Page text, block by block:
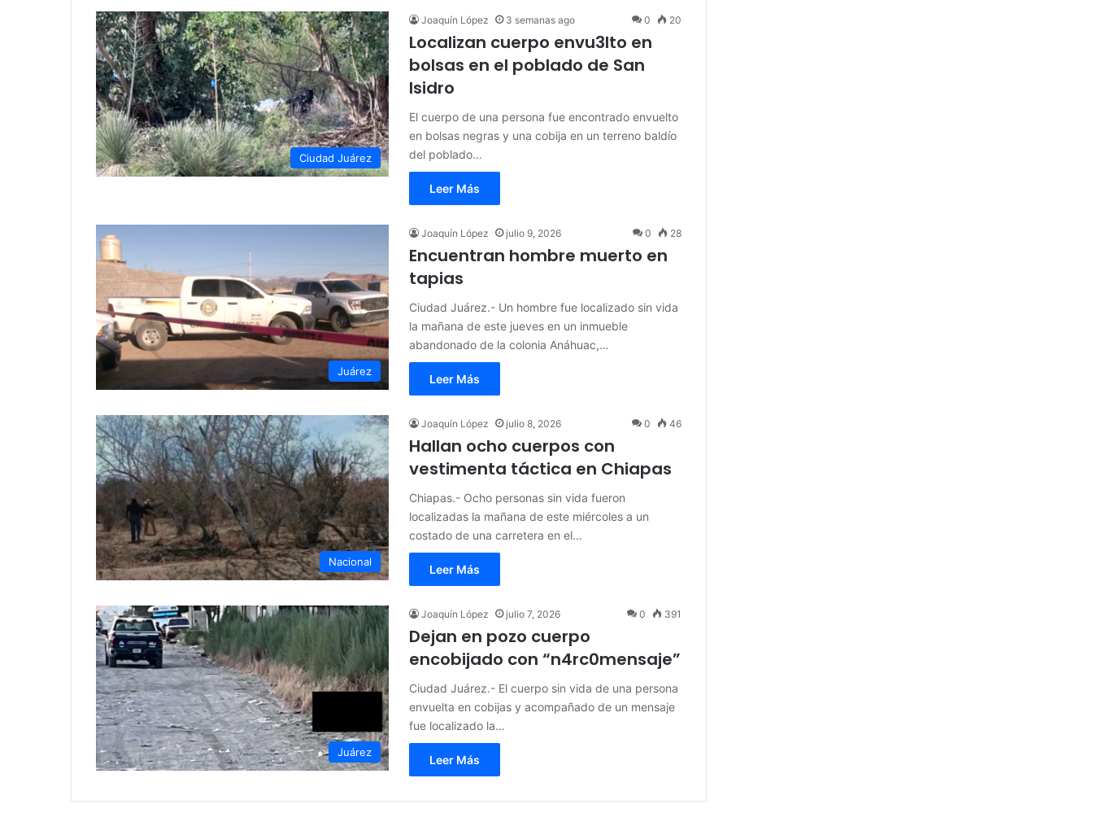
Ciudad Juárez
Joaquín López 3 semanas ago 0 20
Localizan cuerpo envu3lto en
bolsas en el poblado de San
Isidro
El cuerpo de una persona fue encontrado envuelto
en bolsas negras y una cobija en un terreno baldío
del poblado…
Leer Más
Juárez
Joaquín López julio 9, 2026 0 28
Encuentran hombre muerto en
tapias
Ciudad Juárez.- Un hombre fue localizado sin vida
la mañana de este jueves en un inmueble
abandonado de la colonia Anáhuac,…
Leer Más
Nacional
Joaquín López julio 8, 2026 0 46
Hallan ocho cuerpos con
vestimenta táctica en Chiapas
Chiapas.- Ocho personas sin vida fueron
localizadas la mañana de este miércoles a un
costado de una carretera en el…
Leer Más
Juárez
Joaquín López julio 7, 2026 0 391
Dejan en pozo cuerpo
encobijado con “n4rc0mensaje”
Ciudad Juárez.- El cuerpo sin vida de una persona
envuelta en cobijas y acompañado de un mensaje
fue localizado la…
Leer Más